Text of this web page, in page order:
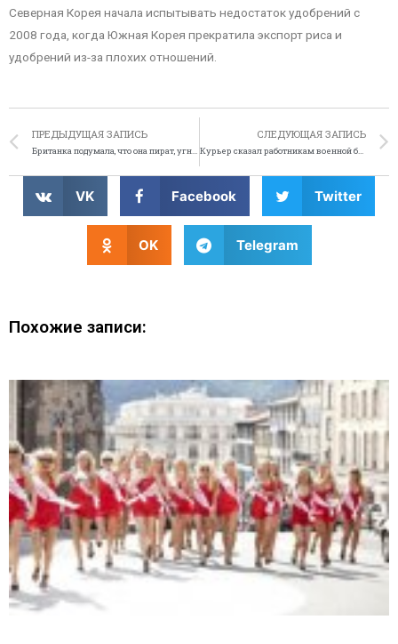
Северная Корея начала испытывать недостаток удобрений с
2008 года, когда Южная Корея прекратила экспорт риса и
удобрений из-за плохих отношений.
ПРЕДЫДУЩАЯ ЗАПИСЬ
Британка подумала, что она пират, угнала паром
СЛЕДУЮЩАЯ ЗАПИСЬ
Курьер сказал работникам военной базе, что в посылке бомба
VK Facebook Twitter
OK Telegram
Похожие записи: